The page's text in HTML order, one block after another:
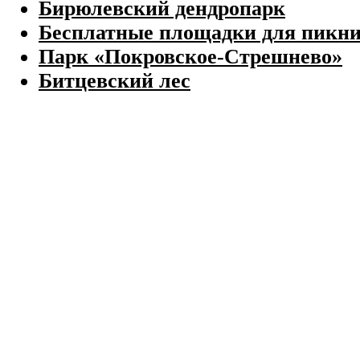
Бирюлевский дендропарк
Бесплатные площадки для
Парк «Покровское-Стрешнево»
Битцевский лес